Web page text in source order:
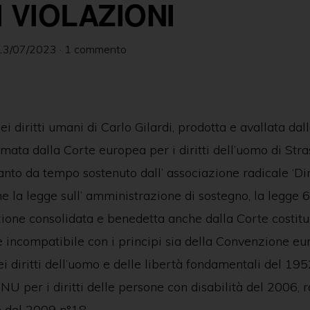
VIOLAZIONI
07/2023 · 1 commento
diritti umani di Carlo Gilardi, prodotta e avallata
dalla Corte europea per i diritti dell’uomo di
da tempo sostenuto dall’ associazione radicale
la legge sull’ amministrazione di sostegno, la legge
consolidata e benedetta anche dalla Corte
incompatibile con i principi sia della Convenzione
diritti dell’uomo e delle libertà fondamentali del
per i diritti delle persone con disabilità del 2006,